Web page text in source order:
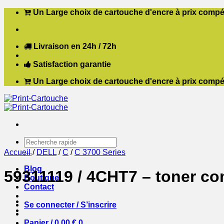
Passer
contenu
Un Large choix de cartouche d'encre à prix
Livraison en 24h / 72h
Satisfaction garantie
Un Large choix de cartouche d'encre à prix
Recherche
pour :
Blog
Boutique
Contact
Se connecter / S’inscrire
Accueil / DELL / C / C 3700 Series
59311119 / 4CHT7 – toner